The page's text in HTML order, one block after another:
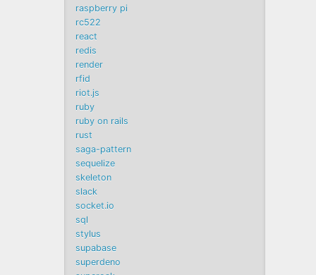
raspberry pi
rc522
react
redis
render
rfid
riot.js
ruby
ruby on rails
rust
saga-pattern
sequelize
skeleton
slack
socket.io
sql
stylus
supabase
superdeno